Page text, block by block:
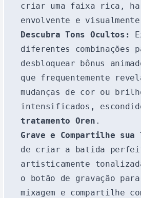
criar uma faixa rica,
envolvente e
Descubra Tons Ocultos:
diferentes combinações
desbloquear bônus
que frequentemente
mudanças de cor ou
intensificados,
tratamento Oren .
Grave e Compartilhe sua
de criar a batida
artisticamente
o botão de gravação
mixagem e compartilhe